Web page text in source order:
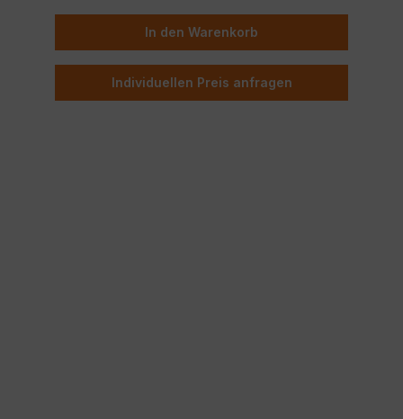
In den Warenkorb
Individuellen Preis anfragen